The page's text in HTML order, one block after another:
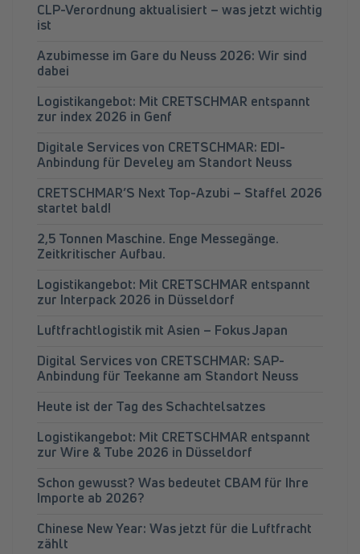
CLP-Verordnung aktualisiert – was jetzt wichtig
ist
Azubimesse im Gare du Neuss 2026: Wir sind
dabei
Logistikangebot: Mit CRETSCHMAR entspannt
zur index 2026 in Genf
Digitale Services von CRETSCHMAR: EDI-
Anbindung für Develey am Standort Neuss
CRETSCHMAR’S Next Top-Azubi – Staffel 2026
startet bald!
2,5 Tonnen Maschine. Enge Messegänge.
Zeitkritischer Aufbau.
Logistikangebot: Mit CRETSCHMAR entspannt
zur Interpack 2026 in Düsseldorf
Luftfrachtlogistik mit Asien – Fokus Japan
Digital Services von CRETSCHMAR: SAP-
Anbindung für Teekanne am Standort Neuss
Heute ist der Tag des Schachtelsatzes
Logistikangebot: Mit CRETSCHMAR entspannt
zur Wire & Tube 2026 in Düsseldorf
Schon gewusst? Was bedeutet CBAM für Ihre
Importe ab 2026?
Chinese New Year: Was jetzt für die Luftfracht
zählt